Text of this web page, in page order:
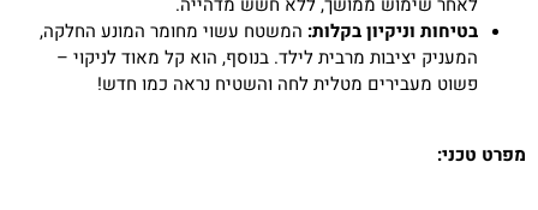
בטיחות וניקיון בקלות: המשטח עשוי מחומר המונע החלקה,
המעניק יציבות מרבית לילד. בנוסף, הוא קל מאוד לניקוי –
פשוט מעבירים מטלית לחה והשטיח נראה כמו חדש!
מפרט טכני: